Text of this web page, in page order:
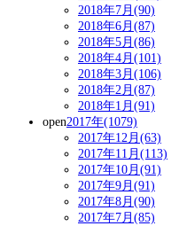
2018年7月(90)
2018年6月(87)
2018年5月(86)
2018年4月(101)
2018年3月(106)
2018年2月(87)
2018年1月(91)
open2017年(1079)
2017年12月(63)
2017年11月(113)
2017年10月(91)
2017年9月(91)
2017年8月(90)
2017年7月(85)